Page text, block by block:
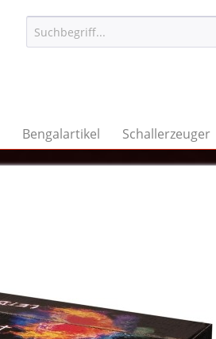
Bengalartikel Schallerzeuger